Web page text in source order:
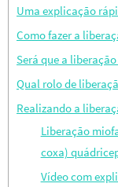
Uma explicação
Como fazer a
Será que a
Qual rolo de
Realizando a
Liberação
coxa)
Vídeo com